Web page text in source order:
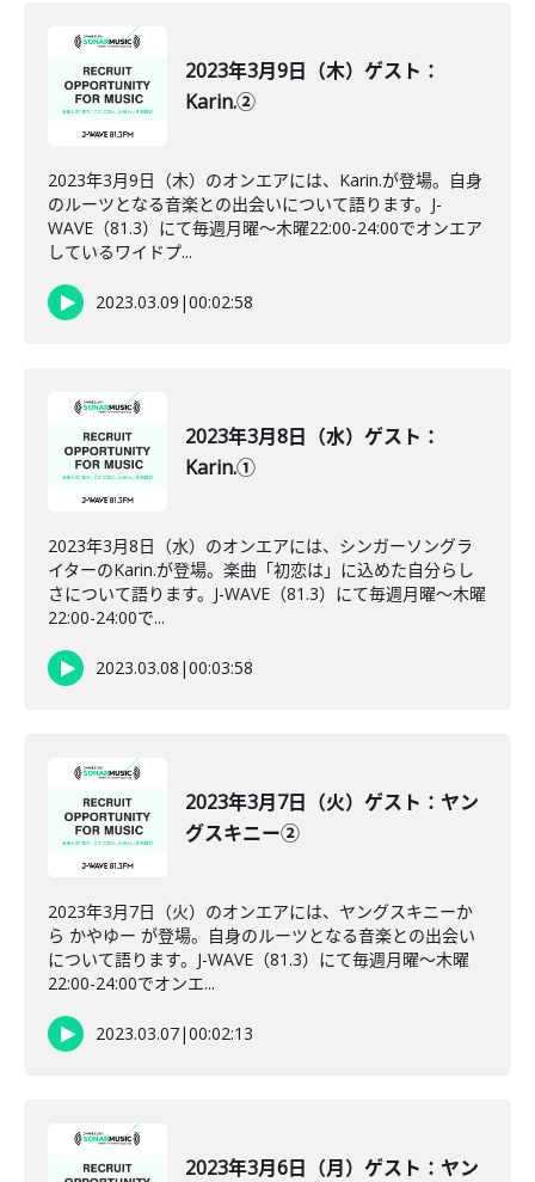
2023年3月9日（木）ゲスト：
Karin.②
2023年3月9日（木）のオンエアには、Karin.が登場。自身
のルーツとなる音楽との出会いについて語ります。J-
WAVE（81.3）にて毎週月曜～木曜22:00-24:00でオンエア
しているワイドプ...
2023.03.09 |00:02:58
2023年3月8日（水）ゲスト：
Karin.①
2023年3月8日（水）のオンエアには、シンガーソングラ
イターのKarin.が登場。楽曲「初恋は」に込めた自分らし
さについて語ります。J-WAVE（81.3）にて毎週月曜～木曜
22:00-24:00で...
2023.03.08 |00:03:58
2023年3月7日（火）ゲスト：ヤン
グスキニー②
2023年3月7日（火）のオンエアには、ヤングスキニーか
ら かやゆー が登場。自身のルーツとなる音楽との出会い
について語ります。J-WAVE（81.3）にて毎週月曜～木曜
22:00-24:00でオンエ...
2023.03.07|00:02:13
2023年3月6日（月）ゲスト：ヤン